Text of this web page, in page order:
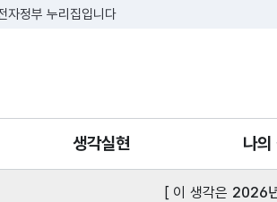
자정부 누리집입니다
민생각함
생각실현 나의
[ 이 생각은 2026